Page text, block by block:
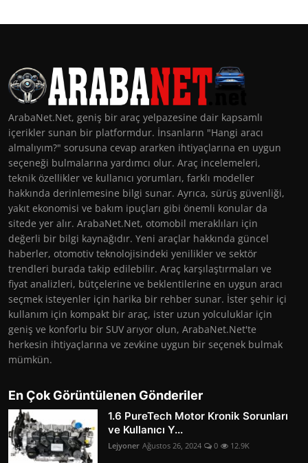
ArabaNet.Net, geniş bir araç yelpazesine dair kapsamlı
içerikler sunan bir platformdur. İnsanların "Hangi aracı
almalıyım?" sorusuna cevap ararken ihtiyaçlarına en uygun
seçeneği bulmalarına yardımcı olur. Araç incelemeleri,
teknik özellikler ve kullanıcı yorumları, farklı modeller
hakkında derinlemesine bilgi sunar. Ayrıca, sürüş güvenliği,
yakıt ekonomisi ve bakım ipuçları gibi önemli konular da
sitede yer alır. ArabaNet.Net, otomobil meraklıları için
değerli bir bilgi kaynağıdır. Yeni araçlar hakkında güncel
haberler, otomotiv teknolojisindeki yenilikler ve sektör
trendleri burada takip edilebilir. Araç karşılaştırmaları ve
fiyat analizleri, bütçelerine ve beklentilerine en uygun aracı
seçmek isteyenler için harika bir rehber sunar. İster şehir içi
kullanım için kompakt bir araç, ister uzun yolculuklar için
geniş ve konforlu bir SUV arıyor olun, ArabaNet.Net'te
herkesin ihtiyaçlarına ve zevkine uygun bir seçenek bulmak
mümkün.
En Çok Görüntülenen Gönderiler
1.6 PureTech Motor Kronik Sorunları
ve Kullanıcı Y...
Lejyoner Ağustos 26, 2024 0 12.9K